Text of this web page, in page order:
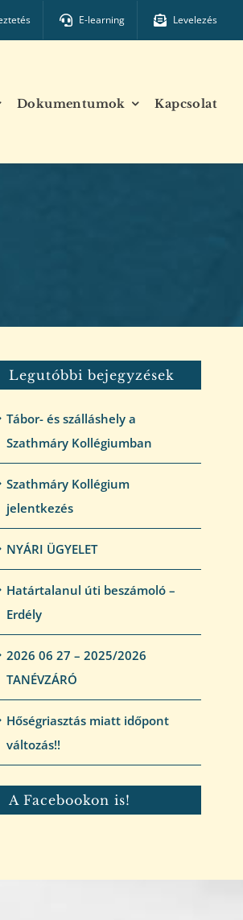
E-learning Levelezés
Dokumentumok Kapcsolat
Legutóbbi bejegyzések
Tábor- és szálláshely a
Szathmáry Kollégiumban
Szathmáry Kollégium
jelentkezés
NYÁRI ÜGYELET
Határtalanul úti beszámoló –
Erdély
2026 06 27 – 2025/2026
TANÉVZÁRÓ
Hőségriasztás miatt időpont
változás!!
A Facebookon is!